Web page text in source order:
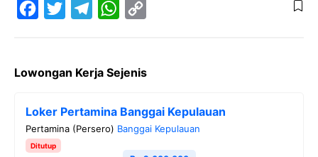
c
i
t
e
l
g
r
a
s
A
p
L
i
Lowongan Kerja Sejenis
Loker Pertamina Banggai Kepulauan
Pertamina (Persero) Banggai Kepulauan
Ditutup